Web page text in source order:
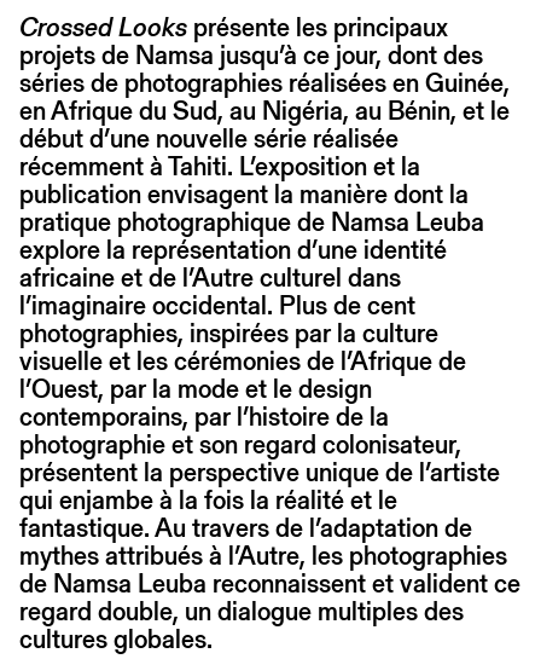
Crossed Looks présente les principaux
projets de Namsa jusqu’à ce jour, dont des
séries de photographies réalisées en Guinée,
en Afrique du Sud, au Nigéria, au Bénin, et le
début d’une nouvelle série réalisée
récemment à Tahiti. L’exposition et la
publication envisagent la manière dont la
pratique photographique de Namsa Leuba
explore la représentation d’une identité
africaine et de l’Autre culturel dans
l’imaginaire occidental. Plus de cent
photographies, inspirées par la culture
visuelle et les cérémonies de l’Afrique de
l’Ouest, par la mode et le design
contemporains, par l’histoire de la
photographie et son regard colonisateur,
présentent la perspective unique de l’artiste
qui enjambe à la fois la réalité et le
fantastique. Au travers de l’adaptation de
mythes attribués à l’Autre, les photographies
de Namsa Leuba reconnaissent et valident ce
regard double, un dialogue multiples des
cultures globales.